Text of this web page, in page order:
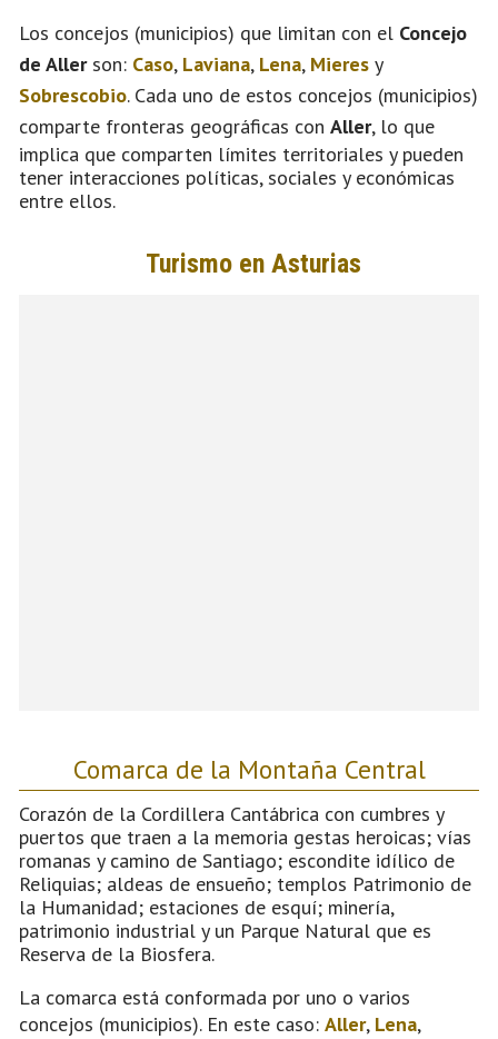
Los concejos (municipios) que limitan con el Concejo
de Allerson: Caso, Laviana, Lena, Mieres y
Sobrescobio. Cada uno de estos concejos (municipios)
comparte fronteras geográficas con Aller, lo que
implica que comparten límites territoriales y pueden
tener interacciones políticas, sociales y económicas
entre ellos.
Comarca de la Montaña Central
Corazón de la Cordillera Cantábrica con cumbres y
puertos que traen a la memoria gestas heroicas; vías
romanas y camino de Santiago; escondite idílico de
Reliquias; aldeas de ensueño; templos Patrimonio de
la Humanidad; estaciones de esquí; minería,
patrimonio industrial y un Parque Natural que es
Reserva de la Biosfera.
La comarca está conformada por uno o varios
concejos (municipios). En este caso: Aller, Lena,